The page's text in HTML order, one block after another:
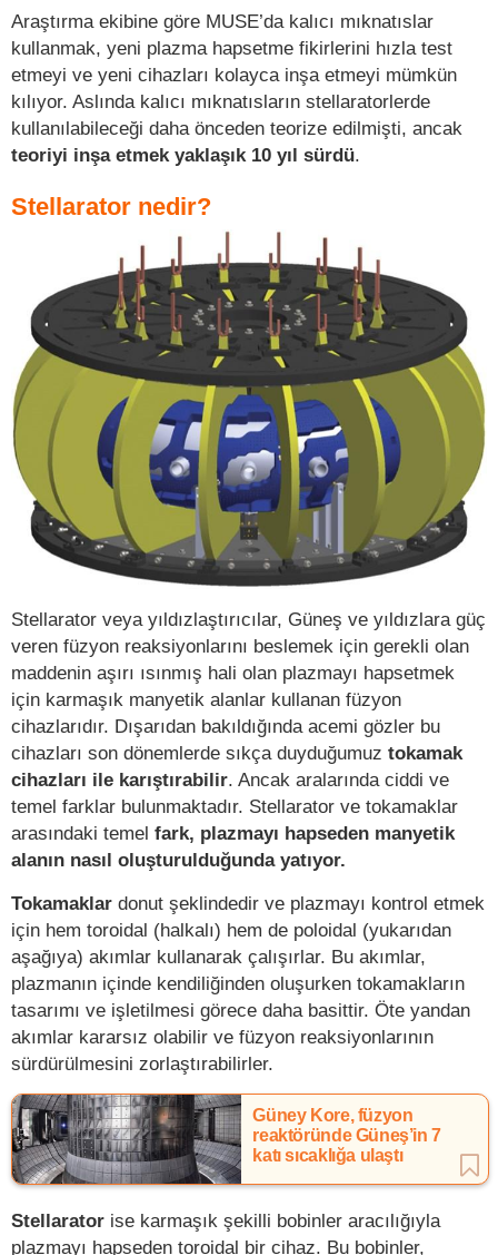
Araştırma ekibine göre MUSE’da kalıcı mıknatıslar
kullanmak, yeni plazma hapsetme fikirlerini hızla test
etmeyi ve yeni cihazları kolayca inşa etmeyi mümkün
kılıyor. Aslında kalıcı mıknatısların stellaratorlerde
kullanılabileceği daha önceden teorize edilmişti, ancak
teoriyi inşa etmek yaklaşık 10 yıl sürdü.
Stellarator nedir?
Stellarator veya yıldızlaştırıcılar, Güneş ve yıldızlara güç
veren füzyon reaksiyonlarını beslemek için gerekli olan
maddenin aşırı ısınmış hali olan plazmayı hapsetmek
için karmaşık manyetik alanlar kullanan füzyon
cihazlarıdır. Dışarıdan bakıldığında acemi gözler bu
cihazları son dönemlerde sıkça duyduğumuz tokamak
cihazları ile karıştırabilir. Ancak aralarında ciddi ve
temel farklar bulunmaktadır. Stellarator ve tokamaklar
arasındaki temel fark, plazmayı hapseden manyetik
alanın nasıl oluşturulduğunda yatıyor.
Tokamaklar donut şeklindedir ve plazmayı kontrol etmek
için hem toroidal (halkalı) hem de poloidal (yukarıdan
aşağıya) akımlar kullanarak çalışırlar. Bu akımlar,
plazmanın içinde kendiliğinden oluşurken tokamakların
tasarımı ve işletilmesi görece daha basittir. Öte yandan
akımlar kararsız olabilir ve füzyon reaksiyonlarının
sürdürülmesini zorlaştırabilirler.
Güney Kore, füzyon
reaktöründe Güneş’in 7
katı sıcaklığa ulaştı
Stellarator ise karmaşık şekilli bobinler aracılığıyla
plazmayı hapseden toroidal bir cihaz. Bu bobinler,